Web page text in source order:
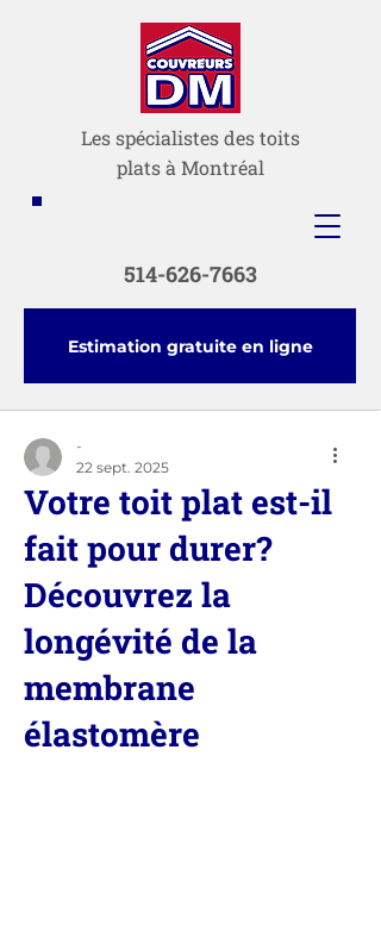
Les spécialistes des toits
plats à Montréal
514-626-7663
Estimation gratuite en ligne
Votre toit plat est-il
fait pour durer?
Découvrez la
longévité de la
membrane
élastomère
-
22 sept. 2025